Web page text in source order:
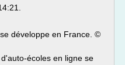
développe en France. ©
écoles en ligne se